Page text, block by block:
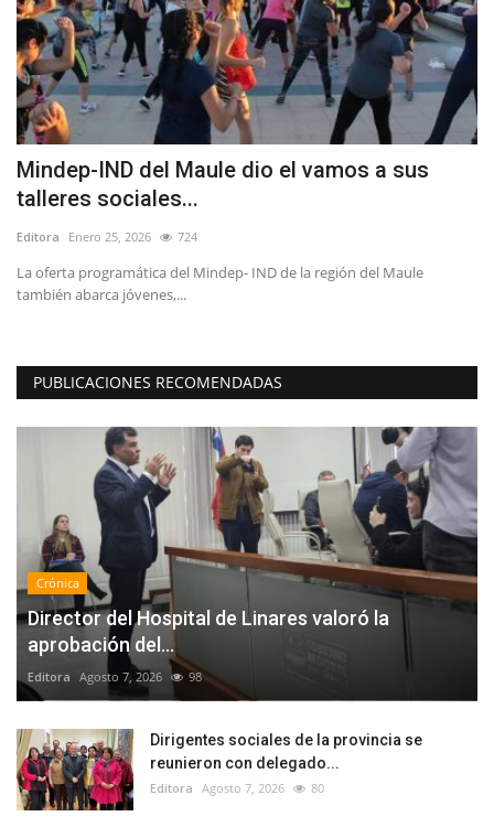
Mindep-IND del Maule dio el vamos a sus
talleres sociales...
Editora Enero 25, 2026 724
La oferta programática del Mindep- IND de la región del Maule
también abarca jóvenes,...
PUBLICACIONES RECOMENDADAS
Crónica
Director del Hospital de Linares valoró la
aprobación del...
Editora Agosto 7, 2026 98
Dirigentes sociales de la provincia se
reunieron con delegado...
Editora Agosto 7, 2026 80